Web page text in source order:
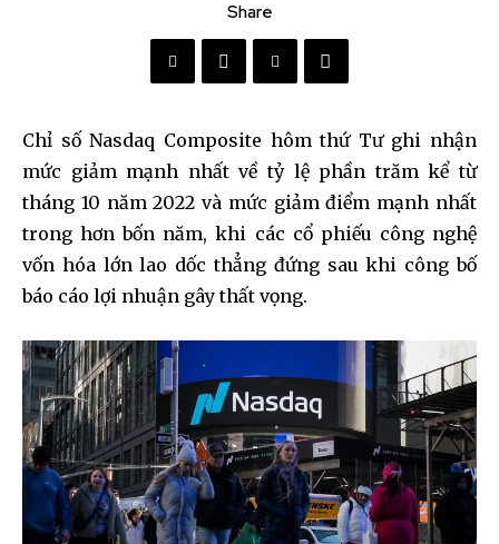
Share
Chỉ số Nasdaq Composite hôm thứ Tư ghi nhận
mức giảm mạnh nhất về tỷ lệ phần trăm kể từ
tháng 10 năm 2022 và mức giảm điểm mạnh nhất
trong hơn bốn năm, khi các cổ phiếu công nghệ
vốn hóa lớn lao dốc thẳng đứng sau khi công bố
báo cáo lợi nhuận gây thất vọng.